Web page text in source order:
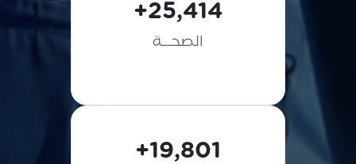
25,414+
الصحـــة
19,801+